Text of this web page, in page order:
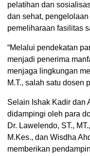
pelatihan dan
dan sehat,
pemeliharaan fasilitas
“Melalui pendekatan
menjadi penerima
menjaga lingkungan
M.T., salah satu dosen
Selain Ishak Kadir dan
didampingi oleh para
Dr. Lawelendo, ST.,
M.Kes., dan Wisdha
memberikan